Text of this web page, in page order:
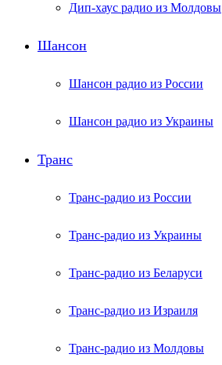
Дип-хаус радио из Молдовы
Шансон
Шансон радио из России
Шансон радио из Украины
Транс
Транс-радио из России
Транс-радио из Украины
Транс-радио из Беларуси
Транс-радио из Израиля
Транс-радио из Молдовы